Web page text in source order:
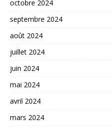
octobre 2024
septembre 2024
août 2024
juillet 2024
juin 2024
mai 2024
avril 2024
mars 2024